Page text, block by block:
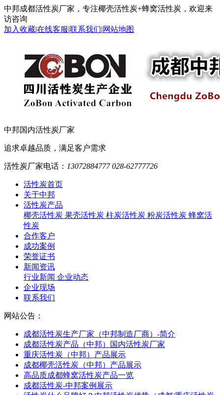
中邦成都活性炭厂家，专注椰壳活性炭+蜂窝活性炭，欢迎来
访咨询
加入收藏|在线客服|联系我们|网站地图
中邦国内活性炭厂家
追求卓越品质，满足客户需求
活性炭厂家电话： 13072884777 028-62777726
活性炭首页
关于中邦
活性炭产品
椰壳活性炭 果壳活性炭 柱炭活性炭 粉炭活性炭 蜂窝活
性炭
合作客户
成功案例
荣誉证书
新闻资讯
行业新闻 企业动态
企业现场
联系我们
网站公告：
成都活性炭生产厂家（中邦制造厂商）-简介
成都活性炭产品（中邦）国内活性炭厂家
重庆活性炭（中邦）产品展示
成都椰壳活性炭（中邦）产品展示
高品质成都蜂窝活性炭产品一览
成都活性炭-中邦案例展示